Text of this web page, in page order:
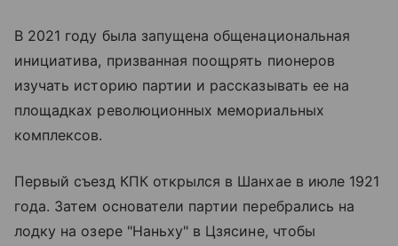
В 2021 году была запущена общенациональная
инициатива, призванная поощрять пионеров
изучать историю партии и рассказывать ее на
площадках революционных мемориальных
комплексов.
Первый съезд КПК открылся в Шанхае в июле 1921
года. Затем основатели партии перебрались на
лодку на озере "Наньху" в Цзясине, чтобы